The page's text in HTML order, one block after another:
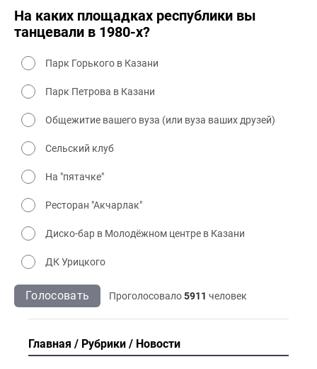
На каких площадках республики вы
танцевали в 1980-х?
Парк Горького в Казани
Парк Петрова в Казани
Общежитие вашего вуза (или вуза ваших друзей)
Сельский клуб
На "пятачке"
Ресторан "Акчарлак"
Диско-бар в Молодёжном центре в Казани
ДК Урицкого
Голосовать Проголосовало5911 человек
Главная Рубрики Новости